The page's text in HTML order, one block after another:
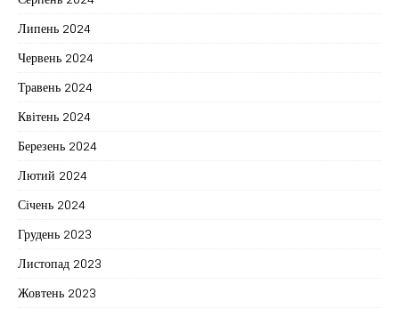
Липень 2024
Червень 2024
Травень 2024
Квітень 2024
Березень 2024
Лютий 2024
Січень 2024
Грудень 2023
Листопад 2023
Жовтень 2023